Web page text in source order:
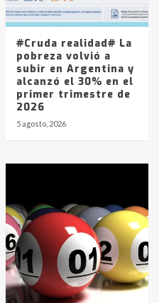
YPF hasta Axion
pesos
#Cruda realidad# La
pobreza volvió a
subir en Argentina y
alcanzó el 30% en el
primer trimestre de
2026
5 agosto, 2026